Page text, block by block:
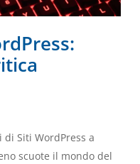
Siti WordPress a
scuote il mondo del